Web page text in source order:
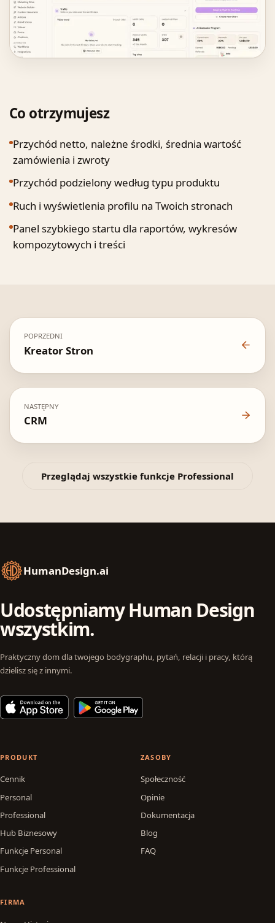
Co otrzymujesz
Przychód netto, należne środki, średnia wartość
zamówienia i zwroty
Przychód podzielony według typu produktu
Ruch i wyświetlenia profilu na Twoich stronach
Panel szybkiego startu dla raportów, wykresów
kompozytowych i treści
POPRZEDNI
Kreator Stron
NASTĘPNY
CRM
Przeglądaj wszystkie funkcje Professional
HumanDesign.ai
Udostępniamy Human Design
wszystkim.
Praktyczny dom dla twojego bodygraphu, pytań, relacji i pracy, którą
dzielisz się z innymi.
PRODUKT
Cennik
Personal
Professional
Hub Biznesowy
Funkcje Personal
Funkcje Professional
ZASOBY
Społeczność
Opinie
Dokumentacja
Blog
FAQ
FIRMA